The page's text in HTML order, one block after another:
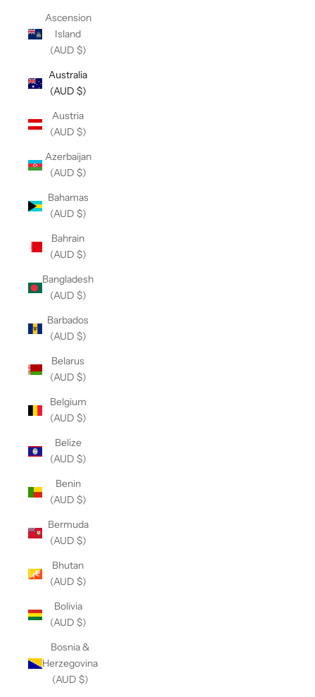
Ascension
Island
(AUD $)
Australia
(AUD $)
Austria
(AUD $)
Azerbaijan
(AUD $)
Bahamas
(AUD $)
Bahrain
(AUD $)
Bangladesh
(AUD $)
Barbados
(AUD $)
Belarus
(AUD $)
Belgium
(AUD $)
Belize
(AUD $)
Benin
(AUD $)
Bermuda
(AUD $)
Bhutan
(AUD $)
Bolivia
(AUD $)
Bosnia &
Herzegovina
(AUD $)